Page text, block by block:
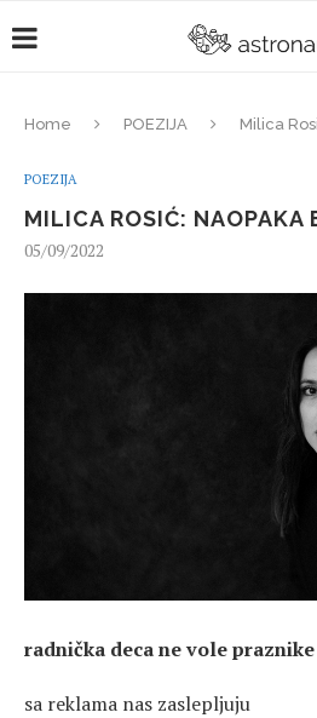
Home POEZIJA Milica
POEZIJA
MILICA ROSIĆ: NAOPAKA
05/09/2022
radnička deca ne vole praznike
sa reklama nas zaslepljuju